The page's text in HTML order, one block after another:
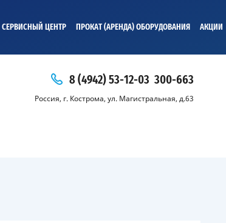
СЕРВИСНЫЙ ЦЕНТР ПРОКАТ (АРЕНДА) ОБОРУДОВАНИЯ АКЦИИ
8 (4942) 53-12-03 300-663
Россия, г. Кострома, ул. Магистральная, д.63